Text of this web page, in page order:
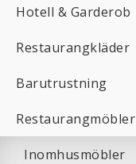
Hotell & Garderob
Restaurangkläder
Barutrustning
Restaurangmöbler
Inomhusmöbler